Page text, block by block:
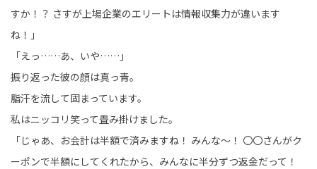
すか！？ さすが上場企業のエリートは情報収集力が違います
ね！」
「えっ……あ、いや……」
振り返った彼の顔は真っ青。
脂汗を流して固まっています。
私はニッコリ笑って畳み掛けました。
「じゃあ、お会計は半額で済みますね！ みんな～！ 〇〇さんがク
ーポンで半額にしてくれたから、みんなに半分ずつ返金だって！